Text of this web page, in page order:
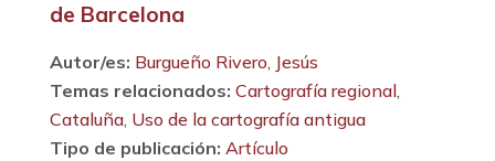
de Barcelona
Autor/es: Burgueño Rivero, Jesús
Temas relacionados: Cartografía regional,
Cataluña, Uso de la cartografía antigua
Tipo de publicación: Artículo